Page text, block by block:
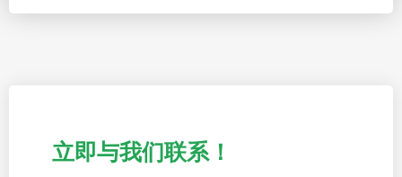
立即与我们联系！